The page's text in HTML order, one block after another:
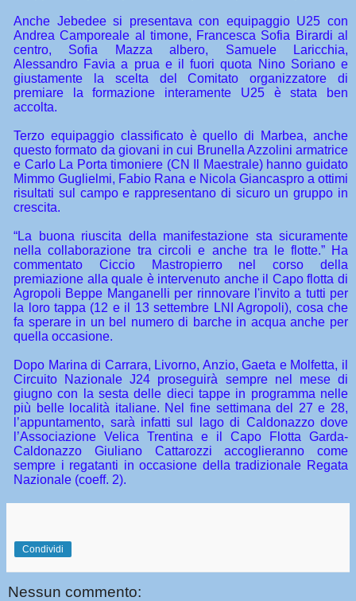
Anche Jebedee si presentava con equipaggio U25 con
Andrea Camporeale al timone, Francesca Sofia Birardi al
centro, Sofia Mazza albero, Samuele Laricchia,
Alessandro Favia a prua e il fuori quota Nino Soriano e
giustamente la scelta del Comitato organizzatore di
premiare la formazione interamente U25 è stata ben
accolta.
Terzo equipaggio classificato è quello di Marbea, anche
questo formato da giovani in cui Brunella Azzolini armatrice
e Carlo La Porta timoniere (CN Il Maestrale) hanno guidato
Mimmo Guglielmi, Fabio Rana e Nicola Giancaspro a ottimi
risultati sul campo e rappresentano di sicuro un gruppo in
crescita.
“La buona riuscita della manifestazione sta sicuramente
nella collaborazione tra circoli e anche tra le flotte.” Ha
commentato Ciccio Mastropierro nel corso della
premiazione alla quale è intervenuto anche il Capo flotta di
Agropoli Beppe Manganelli per rinnovare l'invito a tutti per
la loro tappa (12 e il 13 settembre LNI Agropoli), cosa che
fa sperare in un bel numero di barche in acqua anche per
quella occasione.
Dopo Marina di Carrara, Livorno, Anzio, Gaeta e Molfetta, il
Circuito Nazionale J24 proseguirà sempre nel mese di
giugno con la sesta delle dieci tappe in programma nelle
più belle località italiane. Nel fine settimana del 27 e 28,
l’appuntamento, sarà infatti sul lago di Caldonazzo dove
l’Associazione Velica Trentina e il Capo Flotta Garda-
Caldonazzo Giuliano Cattarozzi accoglieranno come
sempre i regatanti in occasione della tradizionale Regata
Nazionale (coeff. 2).
Condividi
Nessun commento: